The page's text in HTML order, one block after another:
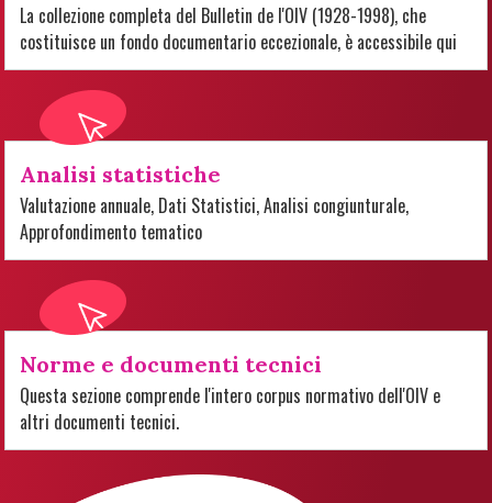
La collezione completa del Bulletin de l'OIV (1928-1998), che
costituisce un fondo documentario eccezionale, è accessibile qui
Analisi statistiche
Valutazione annuale, Dati Statistici, Analisi congiunturale,
Approfondimento tematico
Norme e documenti tecnici
Questa sezione comprende l'intero corpus normativo dell'OIV e
altri documenti tecnici.